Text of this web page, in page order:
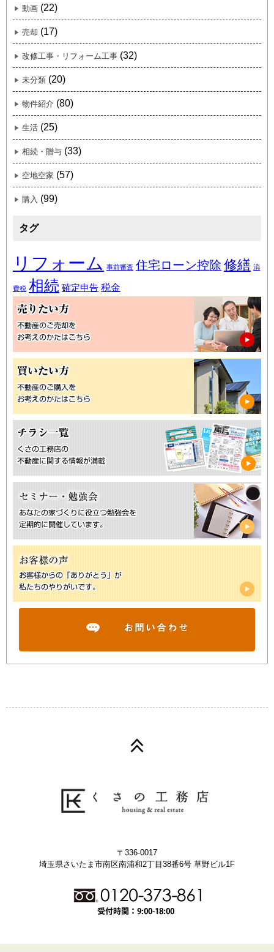
動画 (22)
売却 (17)
改修工事・リフォーム工事 (32)
未分類 (20)
物件紹介 (80)
生活 (25)
相続・贈与 (33)
空地空家 (57)
購入 (99)
タグ
リフォーム 事前審査 住宅ローン控除 修繕 消
費税 相続 確定申告 税金
〒336-0017
埼玉県さいたま市南区南浦和2丁目38番6号 草野ビル1F